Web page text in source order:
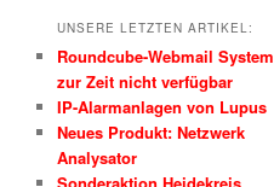
UNSERE LETZTEN ARTIKEL:
Roundcube-Webmail System
zur Zeit nicht verfügbar
IP-Alarmanlagen von Lupus
Neues Produkt: Netzwerk
Analysator
Sonderaktion Heidekreis